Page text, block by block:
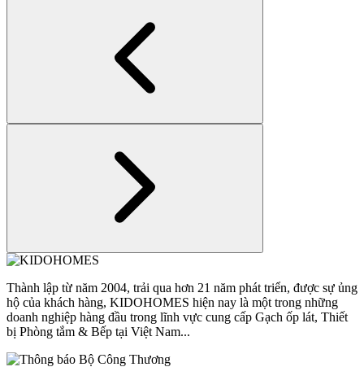
Thành lập từ năm 2004, trải qua hơn 21 năm phát triển, được sự ủng
hộ của khách hàng, KIDOHOMES hiện nay là một trong những
doanh nghiệp hàng đầu trong lĩnh vực cung cấp Gạch ốp lát, Thiết
bị Phòng tắm & Bếp tại Việt Nam...